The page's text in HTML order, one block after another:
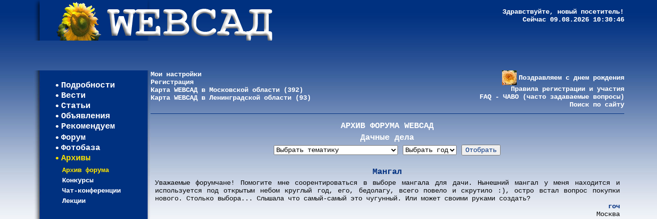
Здравствуйте, новый посетитель!
Сейчас 09.08.2026 10:30:46
Подробности
Вести
Статьи
Объявления
Рекомендуем
Форум
Фотобаза
Архивы
Архив форума
Конкурсы
Чат-конференции
Лекции
Мои настройки
Регистрация
Карта WEBСАД в Московской области (392)
Карта WEBСАД в Ленинградской области (93)
Поздравляем с днем рождения
Правила регистрации и участия
FAQ - ЧАВО (часто задаваемые вопросы)
Поиск по сайту
АРХИВ ФОРУМА WEBСАД
Дачные дела
Мангал
Уважаемые форумчане! Помогите мне соорентироваться в выборе мангала для дачи. Нынешний мангал у меня находится и
используется под открытым небом круглый год, его, бедолагу, всего повело и скрутило :), остро встал вопрос покупки
нового. Столько выбора... Слышала что самый-самый это чугунный. Или может своими руками создать?
гоч
Москва